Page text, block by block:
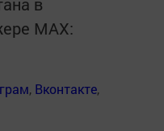
MАХ:
, Вконтакте,